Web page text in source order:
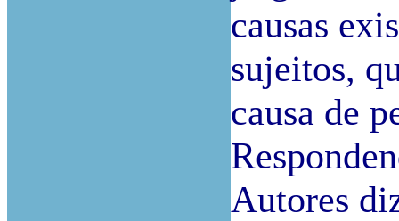
causas
sujeitos,
causa de
Autores